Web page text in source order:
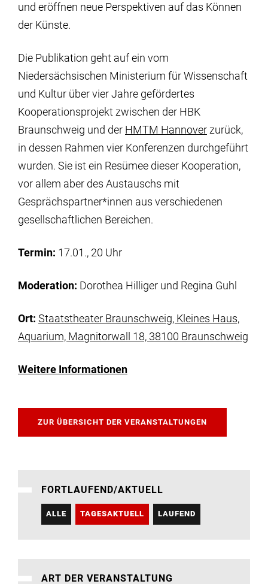
und eröffnen neue Perspektiven auf das Können
der Künste.
Die Publikation geht auf ein vom
Niedersächsischen Ministerium für Wissenschaft
und Kultur über vier Jahre gefördertes
Kooperationsprojekt zwischen der HBK
Braunschweig und der HMTM Hannover zurück,
in dessen Rahmen vier Konferenzen durchgeführt
wurden. Sie ist ein Resümee dieser Kooperation,
vor allem aber des Austauschs mit
Gesprächspartner*innen aus verschiedenen
gesellschaftlichen Bereichen.
Termin: 17.01., 20 Uhr
Moderation: Dorothea Hilliger und Regina Guhl
Ort: Staatstheater Braunschweig, Kleines Haus,
Aquarium, Magnitorwall 18, 38100 Braunschweig
Weitere Informationen
ZUR ÜBERSICHT DER VERANSTALTUNGEN
FORTLAUFEND/AKTUELL
ALLE TAGESAKTUELL LAUFEND
ART DER VERANSTALTUNG